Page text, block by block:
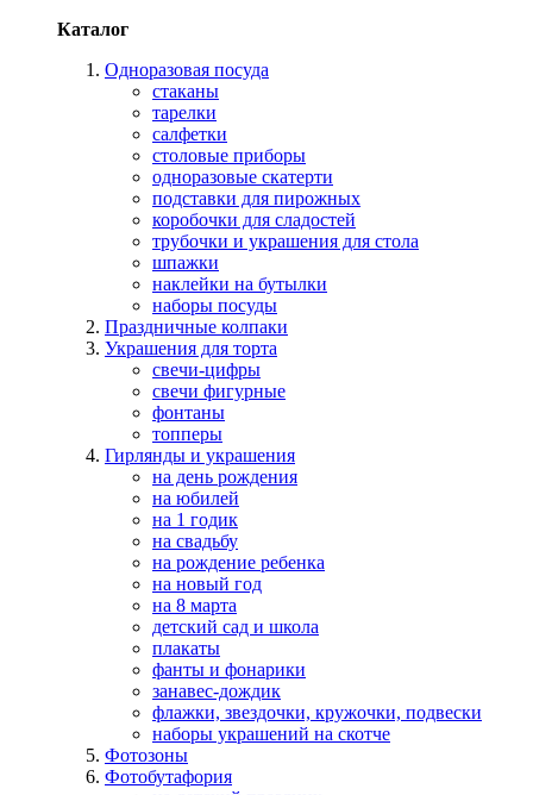
Каталог
Одноразовая посуда
стаканы
тарелки
салфетки
столовые приборы
одноразовые скатерти
подставки для пирожных
коробочки для сладостей
трубочки и украшения для стола
шпажки
наклейки на бутылки
наборы посуды
Праздничные колпаки
Украшения для торта
свечи-цифры
свечи фигурные
фонтаны
топперы
Гирлянды и украшения
на день рождения
на юбилей
на 1 годик
на свадьбу
на рождение ребенка
на новый год
на 8 марта
детский сад и школа
плакаты
фанты и фонарики
занавес-дождик
флажки, звездочки, кружочки, подвески
наборы украшений на скотче
Фотозоны
Фотобутафория